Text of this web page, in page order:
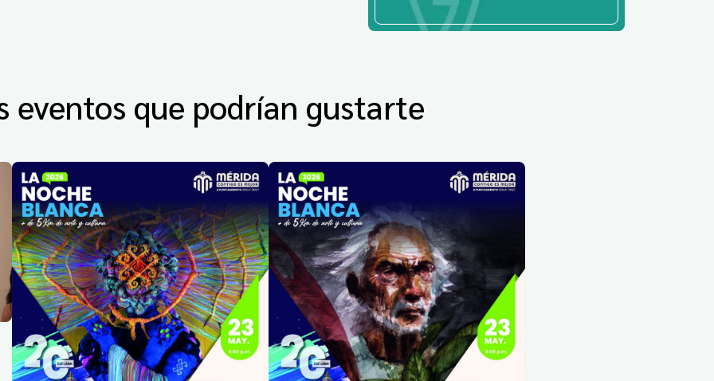
eventos que podrían gustarte